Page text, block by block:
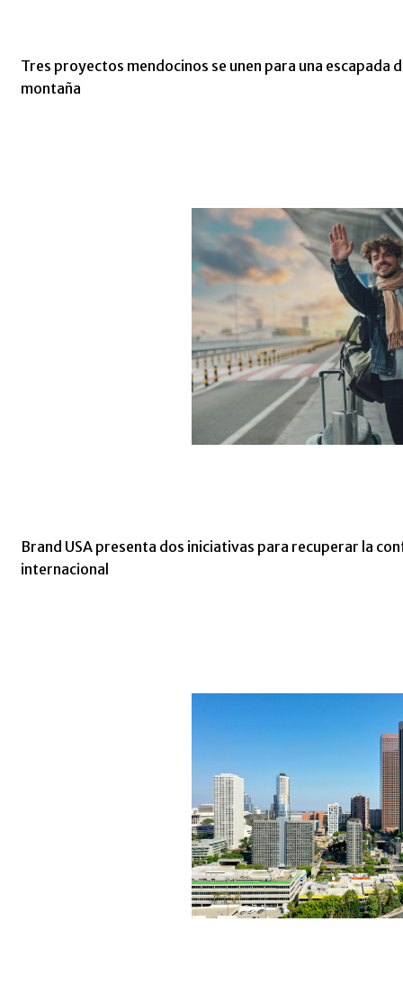
Tres proyectos mendocinos se unen para una escapada
montaña
Brand USA presenta dos iniciativas para recuperar la
internacional